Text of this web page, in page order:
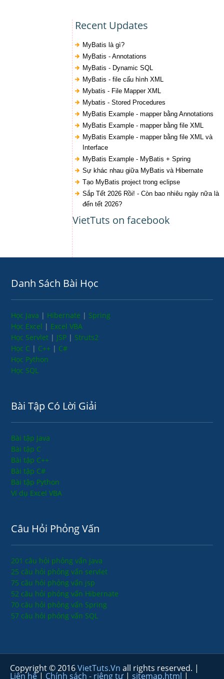
Recent Updates
MyBatis là gì?
MyBatis - Annotations
MyBatis - Dynamic SQL
MyBatis - file cấu hình XML
Mybatis - File Mapper XML
Mybatis - Stored Procedures
MyBatis Example - mapper bằng Annotations
MyBatis Example - mapper bằng file XML
MyBatis Example - mapper bằng file XML và
Interface
MyBatis Example - MyBatis + Spring
Sự khác nhau giữa MyBatis và Hibernate
Tạo MyBatis project trong eclipse
Sắp Tết 2026 Rồi! - Còn bao nhiêu ngày nữa là
đến tết 2026?
VietTuts on facebook
Danh Sách Bài Học
Học Java | Hibernate | Spring
Học Excel | Excel VBA
Học Servlet | JSP | Struts2
Học C | C++ | C#
Học Python
Học SQL
Bài Tập Có Lời Giải
Bài tập Java
Bài tập C
Bài tập C++
Bài tập C#
Bài tập Python
Ví dụ Excel VBA
Câu Hỏi Phỏng Vấn
201 câu hỏi phỏng vấn java
25 câu hỏi phỏng vấn servlet
75 câu hỏi phỏng vấn jsp
52 câu hỏi phỏng vấn Hibernate
70 câu hỏi phỏng vấn Spring
57 câu hỏi phỏng vấn SQL
Copyright © 2016VietTuts.Vn all rights reserved. |
Liên hệ| Chính sách - riêng tư | sitemap.html |